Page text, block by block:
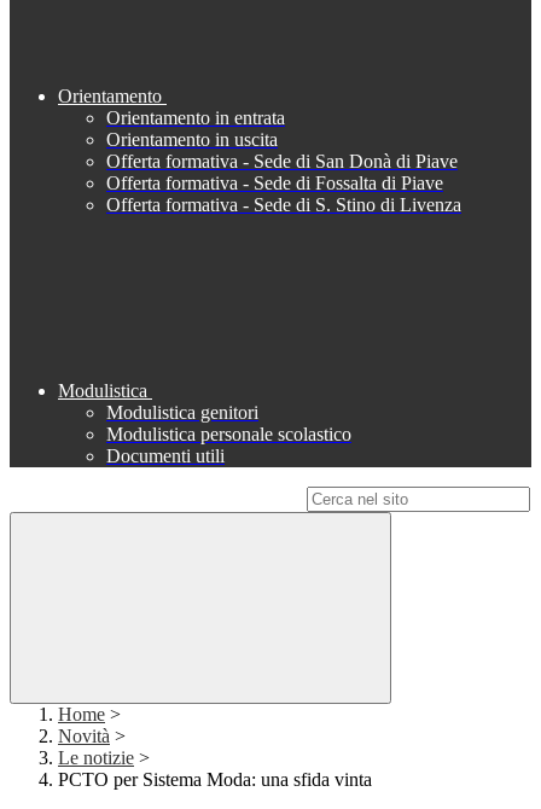
Orientamento
Orientamento in entrata
Orientamento in uscita
Offerta formativa - Sede di San Donà di Piave
Offerta formativa - Sede di Fossalta di Piave
Offerta formativa - Sede di S. Stino di Livenza
Modulistica
Modulistica genitori
Modulistica personale scolastico
Documenti utili
Home >
Novità >
Le notizie >
PCTO per Sistema Moda: una sfida vinta